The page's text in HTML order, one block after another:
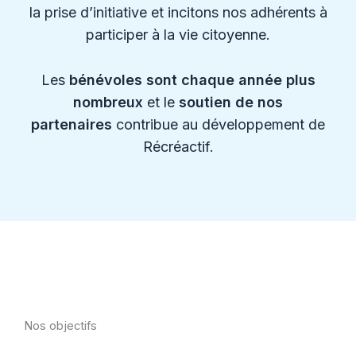
la prise d’initiative et incitons nos adhérents à
participer à la vie citoyenne.
Les bénévoles sont chaque année plus
nombreux et le soutien de nos
partenaires contribue au développement de
Récréactif.
Nos objectifs